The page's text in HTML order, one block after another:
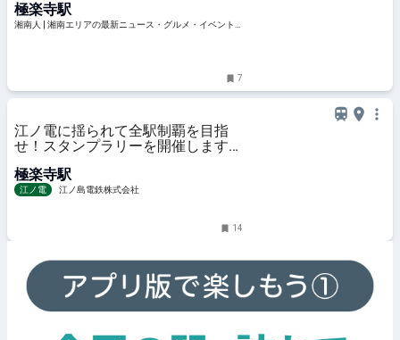
極楽寺駅
湘南人 | 湘南エリアの最新ニュース・グルメ・イベント
7
江ノ電に揺られて全駅制覇を目指
せ！スタンプラリーを開催します
月30日（土）15時】
極楽寺駅
江ノ電 江ノ島電鉄株式会社
14